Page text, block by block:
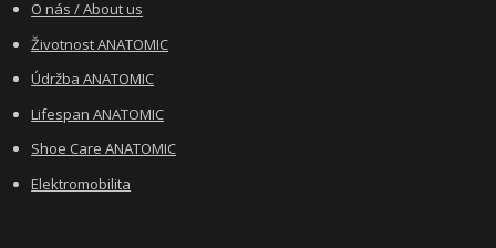
O nás / About us
Životnost ANATOMIC
Údržba ANATOMIC
Lifespan ANATOMIC
Shoe Care ANATOMIC
Elektromobilita